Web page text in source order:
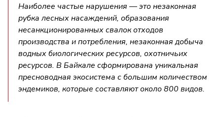
Наиболее частые нарушения — это незаконная
рубка лесных насаждений, образования
несанкционированных свалок отходов
производства и потребления, незаконная добыча
водных биологических ресурсов, охотничьих
ресурсов. В Байкале сформирована уникальная
пресноводная экосистема с большим количеством
эндемиков, которые составляют около 800 видов.